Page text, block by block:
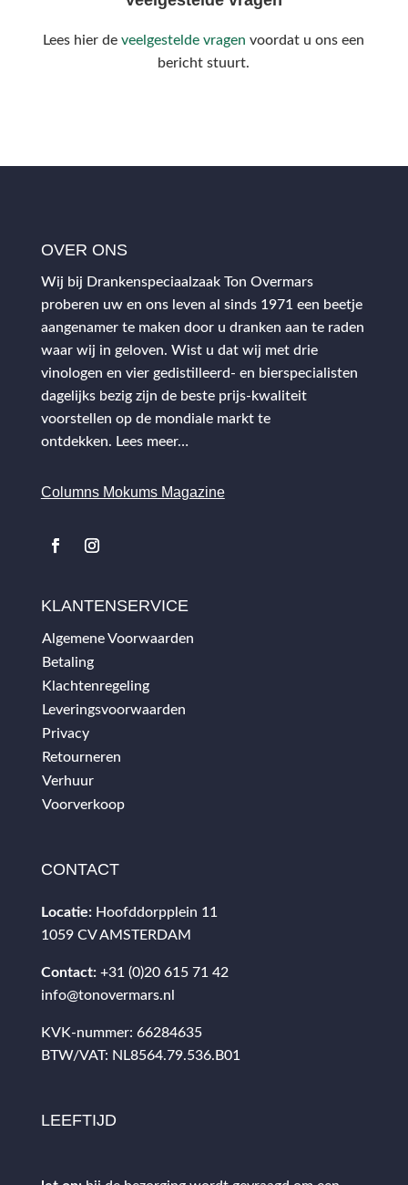
Lees hier deveelgestelde vragen voordat u ons een
bericht stuurt.
OVER ONS
Wij bij Drankenspeciaalzaak Ton Overmars
proberen uw en ons leven al sinds 1971 een beetje
aangenamer te maken door u dranken aan te raden
waar wij in geloven. Wist u dat wij met drie
vinologen en vier gedistilleerd- en bierspecialisten
dagelijks bezig zijn de beste prijs-kwaliteit
voorstellen op de mondiale markt te
ontdekken. Lees meer…
Columns Mokums Magazine
KLANTENSERVICE
Algemene Voorwaarden
Betaling
Klachtenregeling
Leveringsvoorwaarden
Privacy
Retourneren
Verhuur
Voorverkoop
CONTACT
Locatie: Hoofddorpplein 11
1059 CV AMSTERDAM
Contact: +31 (0)20 615 71 42
info@tonovermars.nl
KVK-nummer: 66284635
BTW/VAT: NL8564.79.536.B01
LEEFTIJD